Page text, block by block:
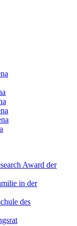
Award der
in der
des